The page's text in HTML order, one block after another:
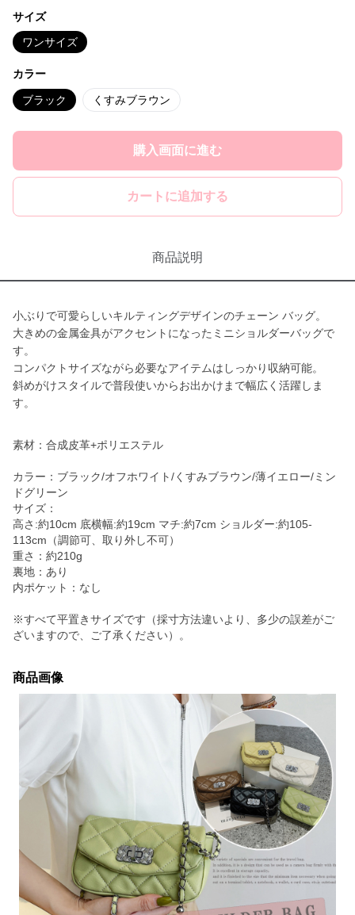
サイズ
ワンサイズ
カラー
ブラック くすみブラウン
購入画面に進む
カートに追加する
商品説明
小ぶりで可愛らしいキルティングデザインのチェーン バッグ。
大きめの金属金具がアクセントになったミニショルダーバッグで
す。
コンパクトサイズながら必要なアイテムはしっかり収納可能。
斜めがけスタイルで普段使いからお出かけまで幅広く活躍しま
す。
素材：合成皮革+ポリエステル
カラー：ブラック/オフホワイト/くすみブラウン/薄イエロー/ミン
ドグリーン
サイズ：
高さ:約10cm 底横幅:約19cm マチ:約7cm ショルダー:約105-
113cm（調節可、取り外し不可）
重さ：約210g
裏地：あり
内ポケット：なし
※すべて平置きサイズです（採寸方法違いより、多少の誤差がご
ざいますので、ご了承ください）。
商品画像